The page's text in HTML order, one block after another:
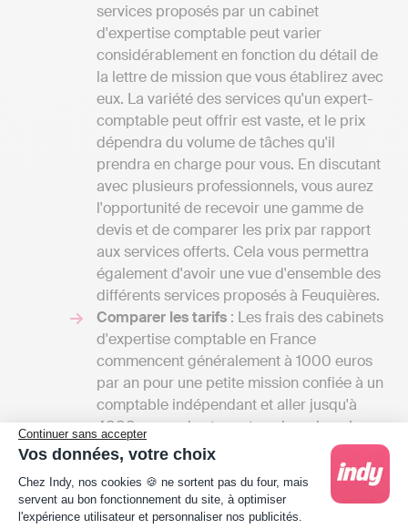
Continuer sans accepter
Vos données, votre choix
Plateforme de Gestion du Consentement :
Chez Indy, nos cookies 🍪 ne sortent pas du four, mais
servent au bon fonctionnement du site, à optimiser
l'expérience utilisateur et personnaliser nos publicités.
services proposés par un cabinet
d'expertise comptable peut varier
considérablement en fonction du détail de
la lettre de mission que vous établirez avec
eux. La variété des services qu'un expert-
comptable peut offrir est vaste, et le prix
dépendra du volume de tâches qu'il
prendra en charge pour vous. En discutant
avec plusieurs professionnels, vous aurez
l'opportunité de recevoir une gamme de
devis et de comparer les prix par rapport
aux services offerts. Cela vous permettra
également d'avoir une vue d'ensemble des
différents services proposés à Feuquières.
Comparer les tarifs : Les frais des cabinets
d'expertise comptable en France
commencent généralement à 1000 euros
par an pour une petite mission confiée à un
comptable indépendant et aller jusqu'à
4000 euros si votre entreprise a besoin
d'une comptabilité plus élaborée, y
l'élaboration de budgets prévisionnels. À
l'inverse, une solution de comptabilité en